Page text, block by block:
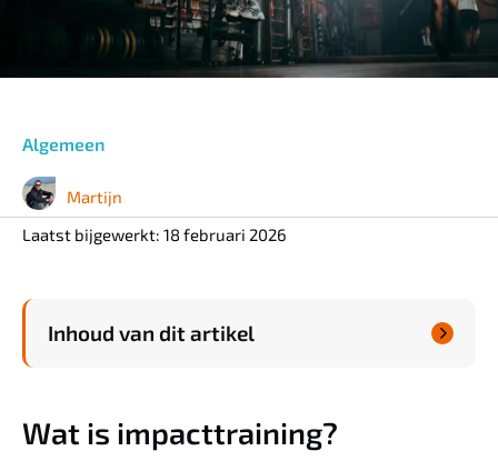
Voeding
Welzijn
Algemeen
Martijn
Laatst bijgewerkt: 18 februari 2026
Inhoud van dit artikel 
Wat is impacttraining?